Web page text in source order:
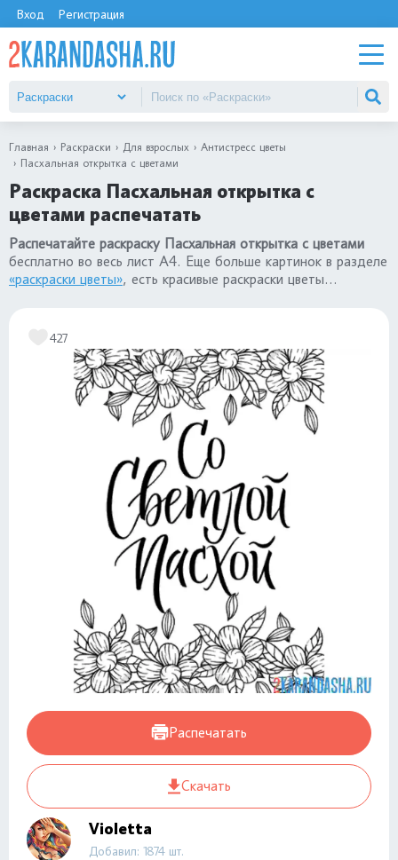
Вход Регистрация
Главная Раскраски Для взрослых
Антистресс цветы
Пасхальная открытка с цветами
Раскраска Пасхальная открытка с
цветами распечатать
Распечатайте раскраску Пасхальная открытка с цветами
бесплатно во весь лист А4. Еще больше картинок в разделе
«раскраски цветы», есть красивые раскраски цветы
427
Распечатать
Скачать
Violetta
Добавил: 1874 шт.